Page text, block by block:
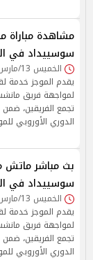
مشاهدة مباراة
سوسييداد في
الخميس 13/مارس/2025 - 09:05 م
يقدم الموجز خدمة
لمواجهة فريق
الدوري الأوروبي للموسم
بث مباشر ماتش
سوسييداد في
الخميس 13/مارس/2025 - 08:02 م
يقدم الموجز خدمة
لمواجهة فريق
الدوري الأوروبي للموسم